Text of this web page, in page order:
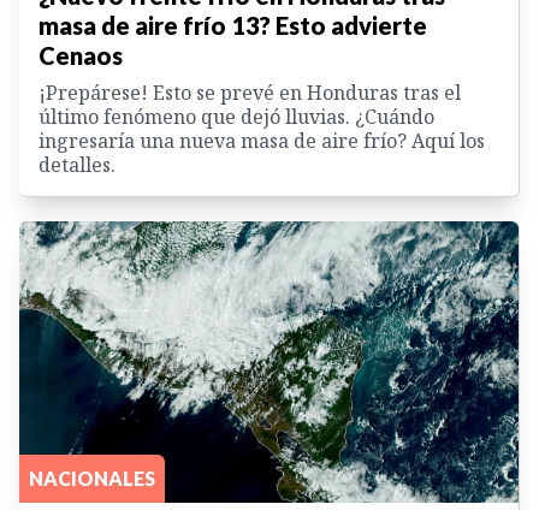
masa de aire frío 13? Esto advierte
Cenaos
¡Prepárese! Esto se prevé en Honduras tras el
último fenómeno que dejó lluvias. ¿Cuándo
ingresaría una nueva masa de aire frío? Aquí los
detalles.
NACIONALES